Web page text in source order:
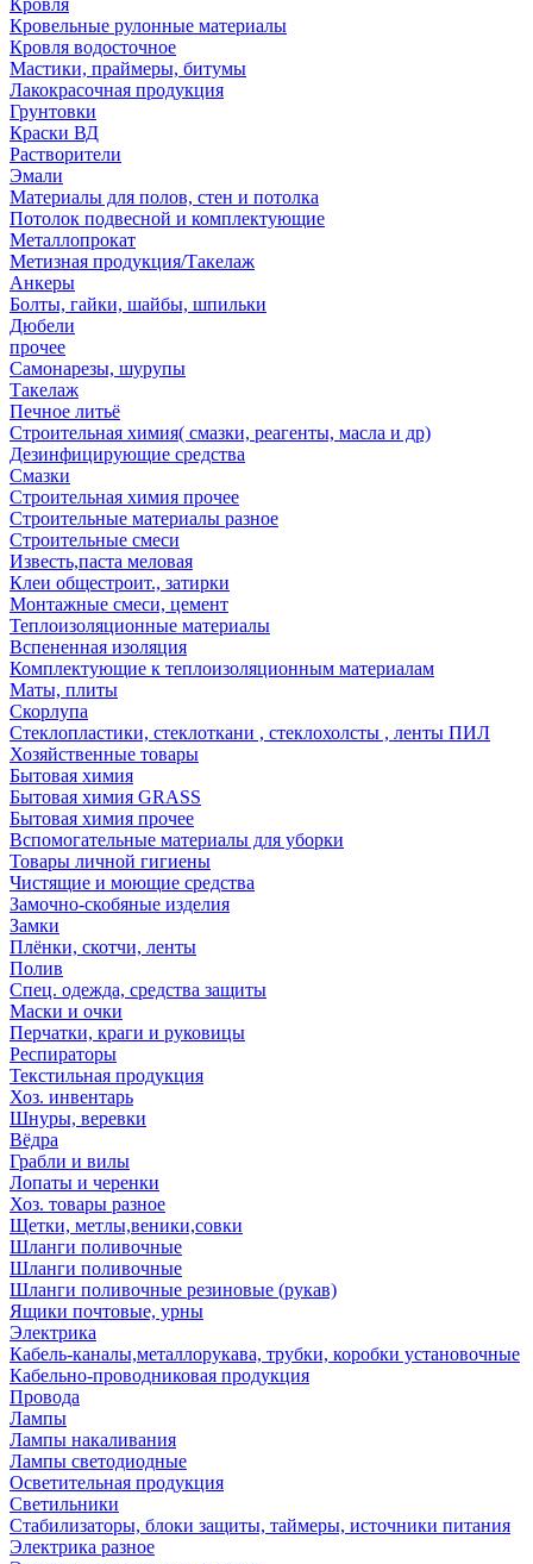
Кровля
Кровельные рулонные материалы
Кровля водосточное
Мастики, праймеры, битумы
Лакокрасочная продукция
Грунтовки
Краски ВД
Растворители
Эмали
Материалы для полов, стен и потолка
Потолок подвесной и комплектующие
Металлопрокат
Метизная продукция/Такелаж
Анкеры
Болты, гайки, шайбы, шпильки
Дюбели
прочее
Самонарезы, шурупы
Такелаж
Печное литьё
Строительная химия( смазки, реагенты, масла и др)
Дезинфицирующие средства
Смазки
Строительная химия прочее
Строительные материалы разное
Строительные смеси
Известь,паста меловая
Клеи общестроит., затирки
Монтажные смеси, цемент
Теплоизоляционные материалы
Вспененная изоляция
Комплектующие к теплоизоляционным материалам
Маты, плиты
Скорлупа
Стеклопластики, стеклоткани , стеклохолсты , ленты ПИЛ
Хозяйственные товары
Бытовая химия
Бытовая химия GRASS
Бытовая химия прочее
Вспомогательные материалы для уборки
Товары личной гигиены
Чистящие и моющие средства
Замочно-скобяные изделия
Замки
Плёнки, скотчи, ленты
Полив
Спец. одежда, средства защиты
Маски и очки
Перчатки, краги и руковицы
Респираторы
Текстильная продукция
Хоз. инвентарь
Шнуры, веревки
Вёдра
Грабли и вилы
Лопаты и черенки
Хоз. товары разное
Щетки, метлы,веники,совки
Шланги поливочные
Шланги поливочные
Шланги поливочные резиновые (рукав)
Ящики почтовые, урны
Электрика
Кабель-каналы,металлорукава, трубки, коробки установочные
Кабельно-проводниковая продукция
Провода
Лампы
Лампы накаливания
Лампы светодиодные
Осветительная продукция
Светильники
Стабилизаторы, блоки защиты, таймеры, источники питания
Электрика разное